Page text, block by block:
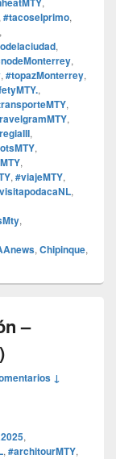
#tacoselprimo,
,
,
,
, #topazMonterrey,
,
,
,
,
,
,
, #viajeMTY,
,
,
, Chipinque,
–
↓
,
, #architourMTY,